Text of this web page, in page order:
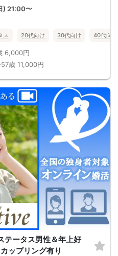
) 21:00〜
ス 20代向け 30代向け 40代向け
6,000円
歳 11,000円
テータス男性＆年上好
ップリング有り